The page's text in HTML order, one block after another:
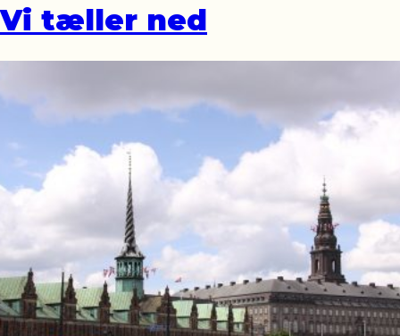
Vi tæller ned